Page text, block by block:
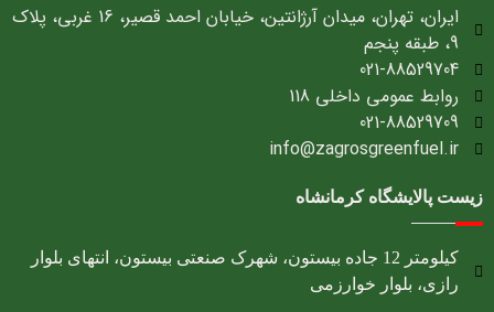
ایران، تهران، میدان آرژانتین، خیابان احمد قصیر، 16 غربی، پلاک
9، طبقه پنجم
021-88529704
روابط عمومی داخلی 118
021-88529709
info@zagrosgreenfuel.ir​
زیست پالایشگاه کرمانشاه
کیلومتر 12 جاده بیستون، شهرک صنعتی بیستون، انتهای بلوار
رازی، بلوار خوارزمی